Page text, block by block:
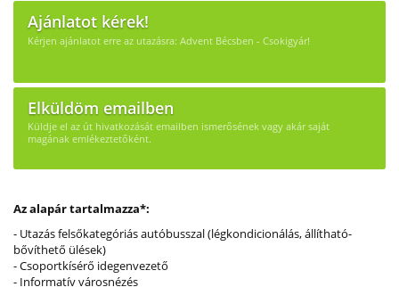
Ajánlatot kérek!
Kérjen ajánlatot erre az utazásra: Advent Bécsben - Csokigyár!
Elküldöm emailben
Küldje el az út hivatkozását emailben ismerősének vagy akár saját
magának emlékeztetőként.
Az alapár tartalmazza*:
- Utazás felsőkategóriás autóbusszal (légkondicionálás, állítható-
bővíthető ülések)
- Csoportkísérő idegenvezető
- Informatív városnézés